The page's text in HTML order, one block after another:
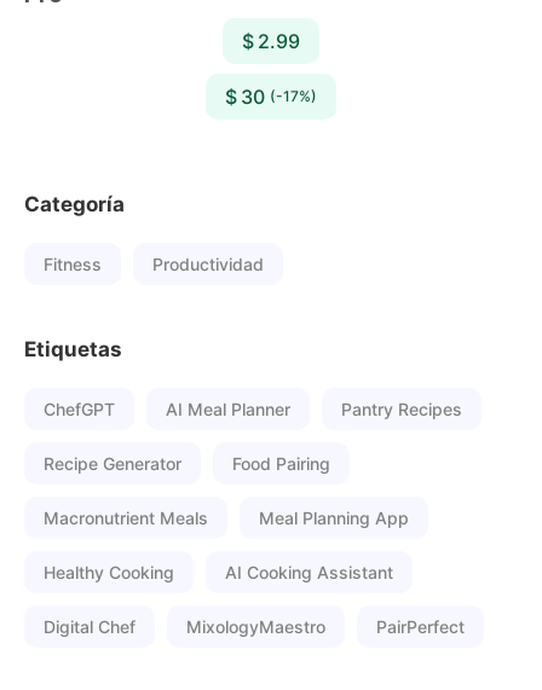
$ 2.99
$ 30 (-17%)
Categoría
Fitness Productividad
Etiquetas
ChefGPT AI Meal Planner Pantry Recipes
Recipe Generator Food Pairing
Macronutrient Meals Meal Planning App
Healthy Cooking AI Cooking Assistant
Digital Chef MixologyMaestro PairPerfect